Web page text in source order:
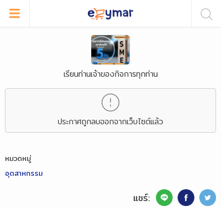
เรียนท่านเจ้าของกิจการทุกท่าน
ประกาศถูกลบออกจากเว็บไซต์แล้ว
หมวดหมู่
อุตสาหกรรม
แชร์: